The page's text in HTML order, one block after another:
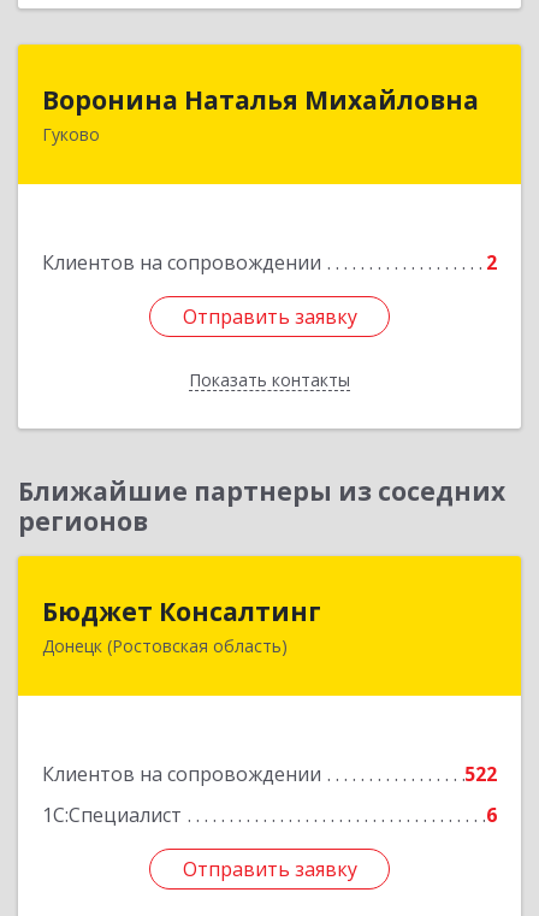
Воронина Наталья Михайловна
Гуково
Клиентов на сопровождении 2
Отправить заявку
Показать контакты
Воронина Наталья Михайловна
Отправить заявку
Назад
Ближайшие партнеры из соседних
регионов
Бюджет Консалтинг
Донецк (Ростовская область)
Клиентов на сопровождении
522
1С:Специалист
6
Отправить заявку
346338, Ростовская обл, г.о. Город Донецк,
Отправить заявку